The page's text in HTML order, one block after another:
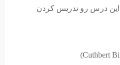
این درس رو تدریس کردن